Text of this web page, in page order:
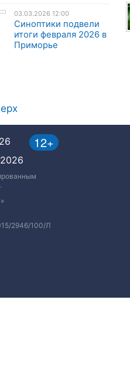
03.03.2026 12:00
Синоптики подвели
итоги февраля 2026 в
Приморье
12+
2946/100/Л